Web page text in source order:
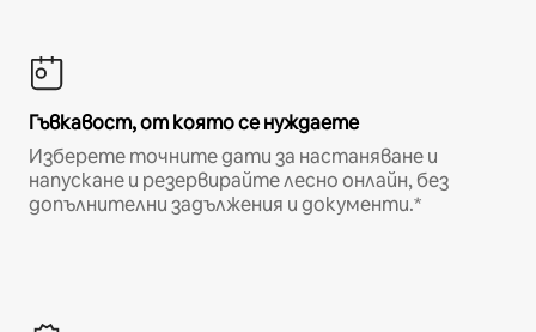
Гъвкавост, от която се нуждаете
Изберете точните дати за настаняване и
напускане и резервирайте лесно онлайн, без
допълнителни задължения и документи.*